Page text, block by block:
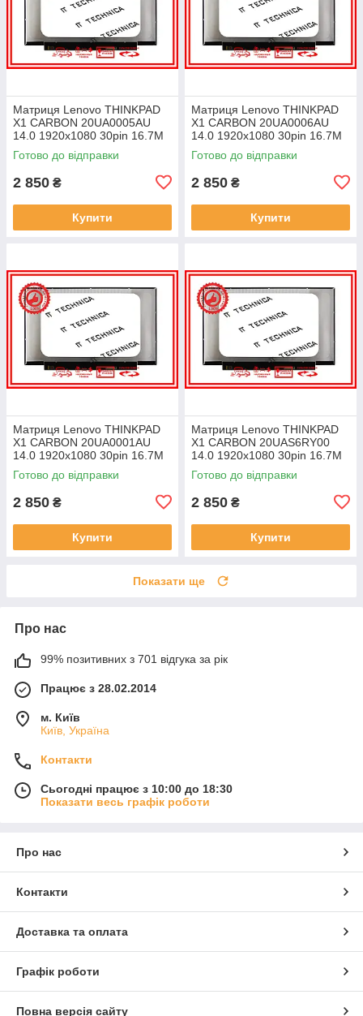
Матриця Lenovo THINKPAD
X1 CARBON 20UA0005AU
14.0 1920x1080 30pin 16.7M
45% NTSC 300 cd/m² для
ноутбука
Готово до відправки
2 850 ₴
Купити
Матриця Lenovo THINKPAD
X1 CARBON 20UA0006AU
14.0 1920x1080 30pin 16.7M
45% NTSC 300 cd/m² для
ноутбука
Готово до відправки
2 850 ₴
Купити
Матриця Lenovo THINKPAD
X1 CARBON 20UA0001AU
14.0 1920x1080 30pin 16.7M
45% NTSC 300 cd/m² для
ноутбука
Готово до відправки
2 850 ₴
Купити
Матриця Lenovo THINKPAD
X1 CARBON 20UAS6RY00
14.0 1920x1080 30pin 16.7M
45% NTSC 300 cd/m² для
ноутбука
Готово до відправки
2 850 ₴
Купити
Показати ще
Про нас
99% позитивних з 701 відгука за рік
Працює з 28.02.2014
м. Київ
Київ, Україна
Контакти
Сьогодні працює з 10:00 до 18:30
Показати весь графік роботи
Про нас
Контакти
Доставка та оплата
Графік роботи
Повна версія сайту